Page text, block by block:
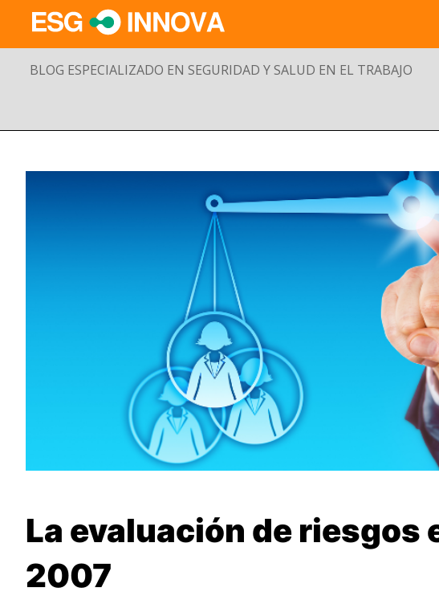
BLOG ESPECIALIZADO EN SEGURIDAD Y SALUD EN EL TRABAJO
La evaluación de riesgos
2007